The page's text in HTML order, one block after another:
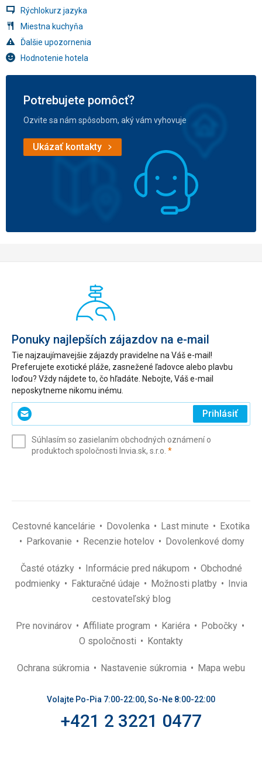
Rýchlokurz jazyka
Miestna kuchyňa
Ďalšie upozornenia
Hodnotenie hotela
Potrebujete pomôcť?
Ozvite sa nám spôsobom, aký vám vyhovuje
Ukázať kontakty
Ponuky najlepších zájazdov na e-mail
Tie najzaujímavejšie zájazdy pravidelne na Váš e-mail!
Preferujete exotické pláže, zasnežené ľadovce alebo plavbu
loďou? Vždy nájdete to, čo hľadáte. Nebojte, Váš e-mail
neposkytneme nikomu inému.
Zadajte
svoj
(povinné)
Prihlásiť
Súhlasím so zasielaním obchodných oznámení o
produktoch spoločnosti Invia.sk, s.r.o. *(povinné)
Cestovné kancelárie Dovolenka Last minute
Exotika
Parkovanie
Recenzie hotelov Dovolenkové domy
Časté otázky Informácie pred nákupom
Obchodné
podmienky
Fakturačné údaje Možnosti platby
Invia
cestovateľský blog
Pre novinárov Affiliate program Kariéra
Pobočky
O spoločnosti
Kontakty
Ochrana súkromia Nastavenie súkromia Mapa webu
Volajte Po-Pia 7:00-22:00, So-Ne 8:00-22:00
+421 2 3221 0477